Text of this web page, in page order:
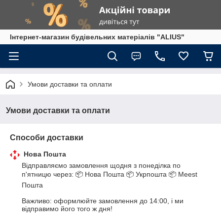
Інтернет-магазин будівельних матеріалів "ALIUS"
Умови доставки та оплати
Умови доставки та оплати
Способи доставки
Нова Пошта
Відправляємо замовлення щодня з понеділка по
п'ятницю через: 📦 Нова Пошта 📦 Укрпошта 📦 Meest
Пошта
Важливо: оформлюйте замовлення до 14:00, і ми
відправимо його того ж дня!